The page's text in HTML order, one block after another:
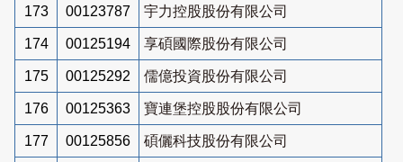
173 00123787 宇力控股股份有限公司
174 00125194 享碩國際股份有限公司
175 00125292 儒億投資股份有限公司
176 00125363 寶連堡控股股份有限公司
177 00125856 碩儷科技股份有限公司